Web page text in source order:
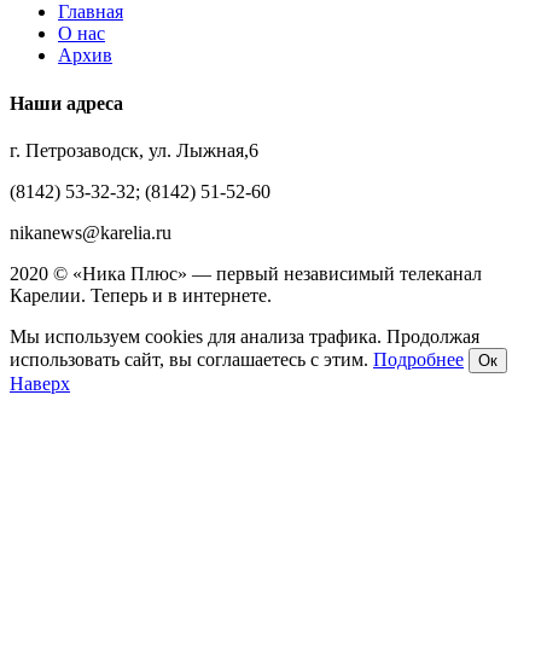
Главная
О нас
Архив
Наши адреса
г. Петрозаводск, ул. Лыжная,6
(8142) 53-32-32; (8142) 51-52-60
nikanews@karelia.ru
2020 © «Ника Плюс» — первый независимый телеканал
Карелии. Теперь и в интернете.
Мы используем cookies для анализа трафика. Продолжая
использовать сайт, вы соглашаетесь с этим. Подробнее Ок
Наверх